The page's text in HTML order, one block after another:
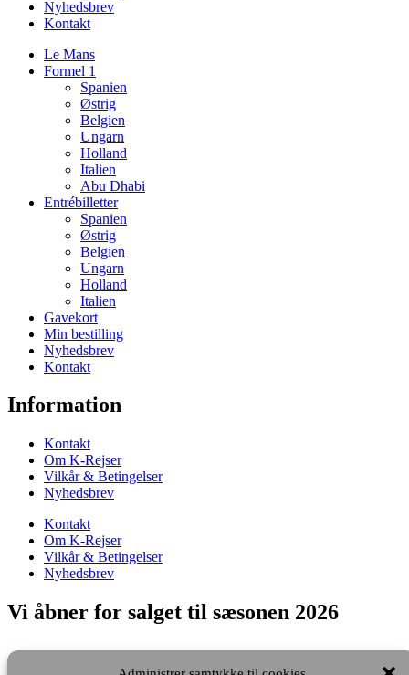
Nyhedsbrev
Kontakt
Le Mans
Formel 1
Spanien
Østrig
Belgien
Ungarn
Holland
Italien
Abu Dhabi
Entrébilletter
Spanien
Østrig
Belgien
Ungarn
Holland
Italien
Gavekort
Min bestilling
Nyhedsbrev
Kontakt
Information
Kontakt
Om K-Rejser
Vilkår & Betingelser
Nyhedsbrev
Kontakt
Om K-Rejser
Vilkår & Betingelser
Nyhedsbrev
Vi åbner for salget til sæsonen 2026